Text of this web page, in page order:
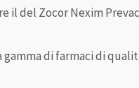
il del Zocor Nexim
di farmaci di